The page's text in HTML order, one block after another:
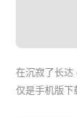
在沉寂了长达
仅是手机版下